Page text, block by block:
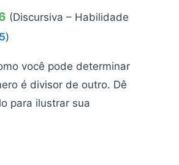
(Discursiva – Habilidade
)
você pode determinar
é divisor de outro. Dê
para ilustrar sua